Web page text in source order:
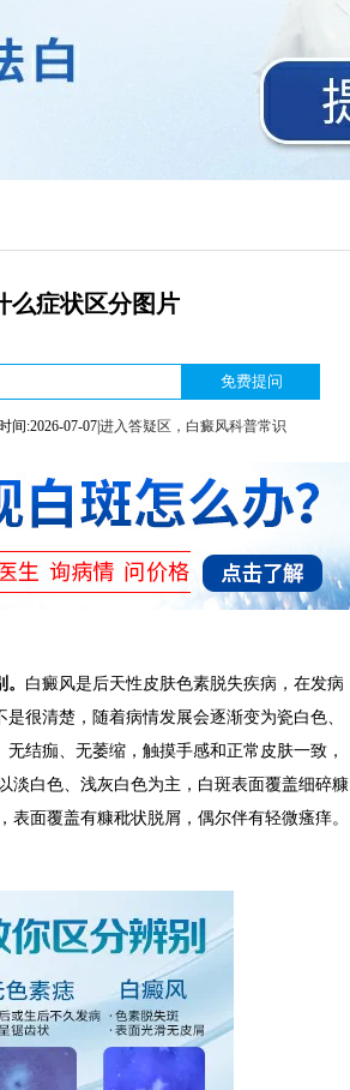
么症状区分图片
间:2026-07-07|进入答疑区，白癜风科普常识
白癜风是后天性皮肤色素脱失疾病，在发病
很清楚，随着病情发展会逐渐变为瓷白色、
结痂、无萎缩，触摸手感和正常皮肤一致，
淡白色、浅灰白色为主，白斑表面覆盖细碎糠
面覆盖有糠秕状脱屑，偶尔伴有轻微瘙痒。